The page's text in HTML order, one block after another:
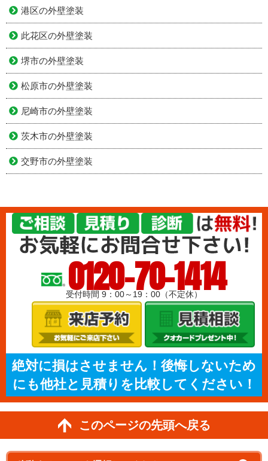
港区の外壁塗装
此花区の外壁塗装
堺市の外壁塗装
松原市の外壁塗装
尼崎市の外壁塗装
茨木市の外壁塗装
交野市の外壁塗装
0120-70-1414
受付時間 9：00～19：00（不定休）
絶対に損はさせません！後悔しないため
にも他社と見積りを比較してください！
このページの先頭へ戻る